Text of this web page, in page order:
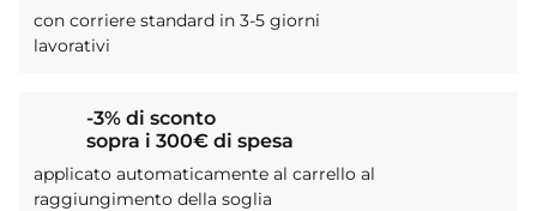
con corriere standard in 3-5 giorni
lavorativi
-3% di sconto
sopra i 300€ di spesa
applicato automaticamente al carrello al
raggiungimento della soglia